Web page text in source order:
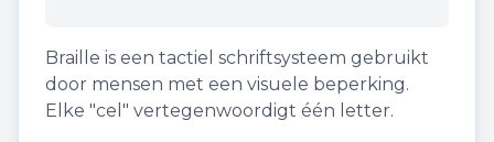
Braille is een tactiel schriftsysteem gebruikt
door mensen met een visuele beperking.
Elke "cel" vertegenwoordigt één letter.